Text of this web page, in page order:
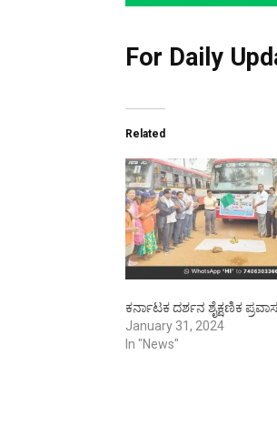
For Daily
Related
ಕರ್ನಾಟಕ ದರ್ಶನ ಶೈಕ್ಷಣಿಕ ಪ್ರವಾಸ
January 31, 2024
In "News"